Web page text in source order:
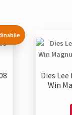
Dies
Win